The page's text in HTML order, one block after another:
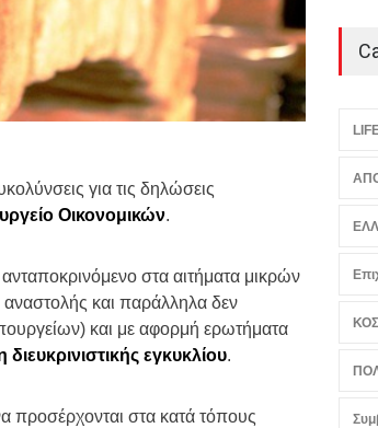
για τις δηλώσεις
Οικονομικών.
στα αιτήματα μικρών
και παράλληλα δεν
και με αφορμή ερωτήματα
διευκρινιστικής εγκυκλίου.
προσέρχονται στα κατά τόπους